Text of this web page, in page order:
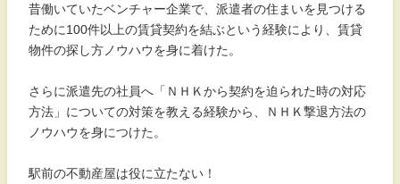
昔働いていたベンチャー企業で、派遣者の住まいを見つける
ために100件以上の賃貸契約を結ぶという経験により、賃貸
物件の探し方ノウハウを身に着けた。
さらに派遣先の社員へ「ＮＨＫから契約を迫られた時の対応
方法」についての対策を教える経験から、ＮＨＫ撃退方法の
ノウハウを身につけた。
駅前の不動産屋は役に立たない！